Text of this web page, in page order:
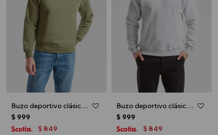
Buzo deportivo clásico escote redondo - UNISEX - Verde oliva
$ 999
$ 849
Buzo deportivo clásico escote redondo - UNISEX - Gris melange claro
$ 999
$ 849